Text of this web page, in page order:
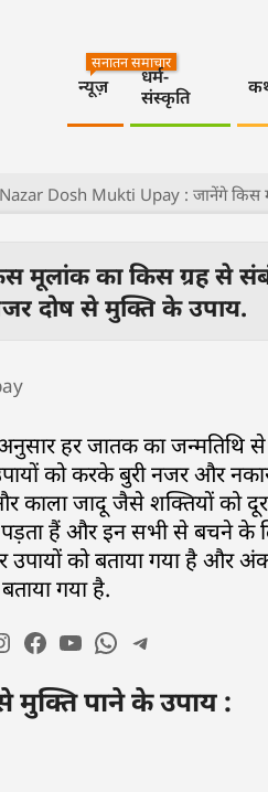
न्यूज़
सनातन समाचार
धर्म-
संस्कृति
Nazar Dosh Mukti Upay : जानेंगे किस
का किस ग्रह से
दोष से मुक्ति के उपाय.
हर जातक का जन्मतिथि
को करके बुरी नजर और
काला जादू जैसे शक्तियों को
हैं और इन सभी से बचने के
उपायों को बताया गया है
गया है.
पाने के उपाय :